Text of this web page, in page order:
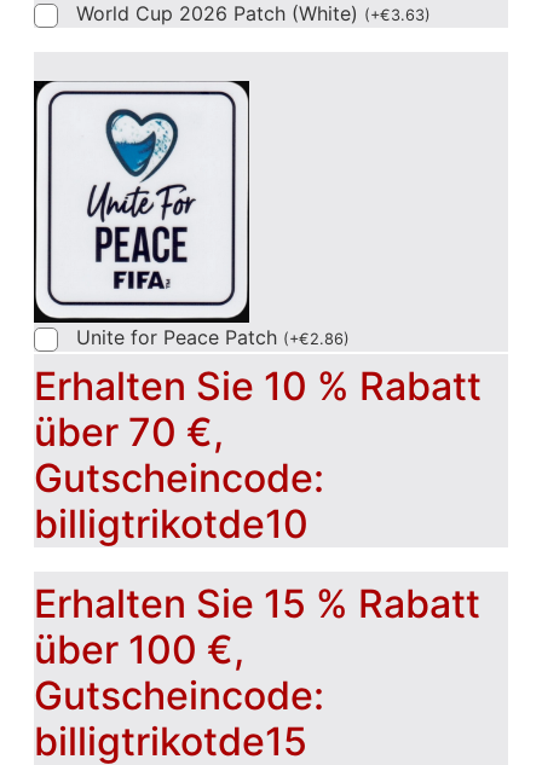
World Cup 2026 Patch (White) (+€3.63)
Unite for Peace Patch (+€2.86)
Erhalten Sie 10 % Rabatt
über 70 €,
Gutscheincode:
billigtrikotde10
Erhalten Sie 15 % Rabatt
über 100 €,
Gutscheincode:
billigtrikotde15